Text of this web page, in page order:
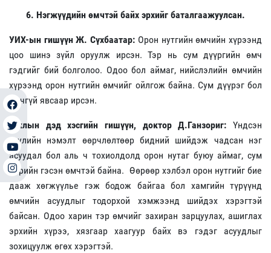
6. Нэгжүүдийн өмчтэй байх эрхийг баталгаажуулсан.
УИХ-ын гишүүн Ж. Сүхбаатар: Орон нутгийн өмчийн хүрээнд
цоо шинэ зүйл оруулж ирсэн. Тэр нь сум дүүргийн өмч
гэдгийг бий болголоо. Одоо бол аймаг, нийслэлийн өмчийн
хүрээнд орон нутгийн өмчийг ойлгож байна. Сум дүүрэг бол
өмчгүй явсаар ирсэн.
Ажлын дэд хэсгийн гишүүн, доктор Д.Ганзориг: Үндсэн
хуулийн нэмэлт өөрчлөлтөөр бидний шийдэж чадсан нэг
асуудал бол аль ч тохиолдолд орон нутаг буюу аймаг, сум
өөрийн гэсэн өмчтэй байна. Өөрөөр хэлбэл орон нутгийг бие
дааж хөгжүүлье гэж бодож байгаа бол хамгийн түрүүнд
өмчийн асуудлыг тодорхой хэмжээнд шийдэх хэрэгтэй
байсан. Одоо харин тэр өмчийг захиран зарцуулах, ашиглах
эрхийн хүрээ, хязгаар хаагуур байх вэ гэдэг асуудлыг
зохицуулж өгөх хэрэгтэй.